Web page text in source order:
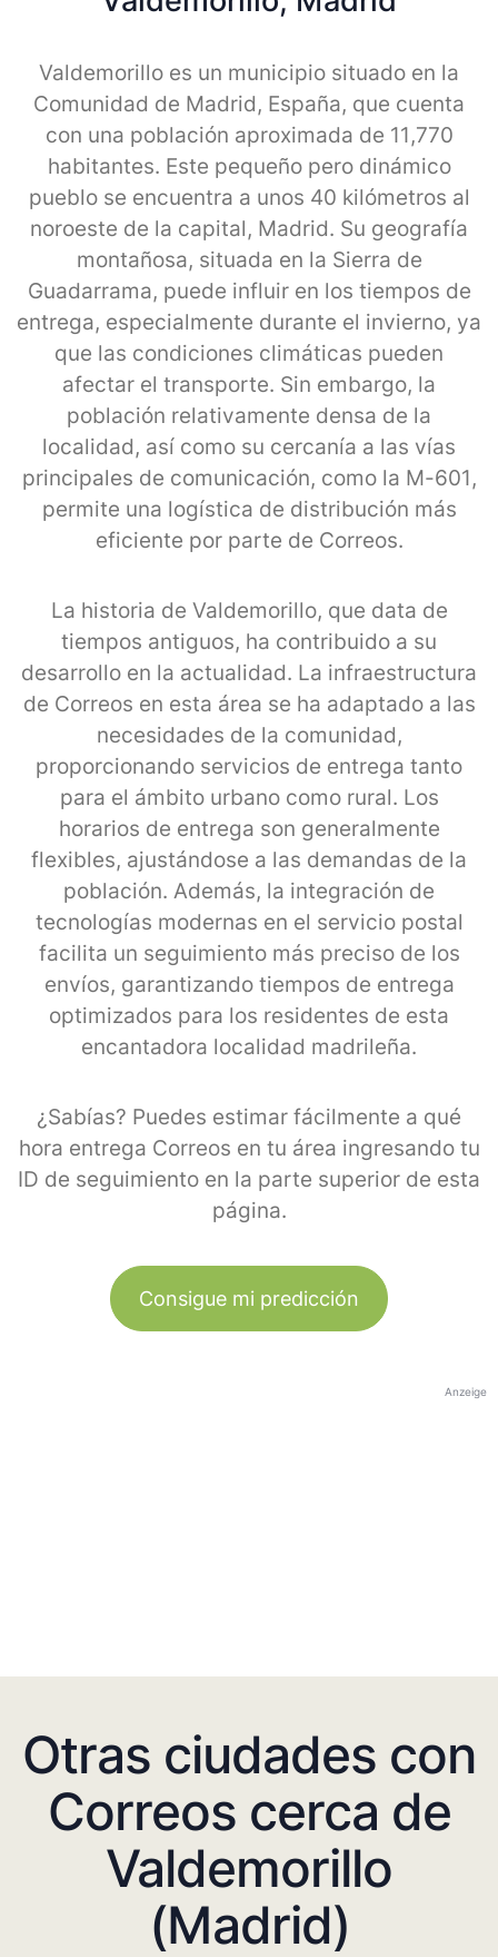
Valdemorillo es un municipio situado en la
Comunidad de Madrid, España, que cuenta
con una población aproximada de 11,770
habitantes. Este pequeño pero dinámico
pueblo se encuentra a unos 40 kilómetros al
noroeste de la capital, Madrid. Su geografía
montañosa, situada en la Sierra de
Guadarrama, puede influir en los tiempos de
entrega, especialmente durante el invierno, ya
que las condiciones climáticas pueden
afectar el transporte. Sin embargo, la
población relativamente densa de la
localidad, así como su cercanía a las vías
principales de comunicación, como la M-601,
permite una logística de distribución más
eficiente por parte de Correos.
La historia de Valdemorillo, que data de
tiempos antiguos, ha contribuido a su
desarrollo en la actualidad. La infraestructura
de Correos en esta área se ha adaptado a las
necesidades de la comunidad,
proporcionando servicios de entrega tanto
para el ámbito urbano como rural. Los
horarios de entrega son generalmente
flexibles, ajustándose a las demandas de la
población. Además, la integración de
tecnologías modernas en el servicio postal
facilita un seguimiento más preciso de los
envíos, garantizando tiempos de entrega
optimizados para los residentes de esta
encantadora localidad madrileña.
¿Sabías? Puedes estimar fácilmente a qué
hora entrega Correos en tu área ingresando tu
ID de seguimiento en la parte superior de esta
página.
Consigue mi predicción
Anzeige
Otras ciudades con
Correos cerca de
Valdemorillo
(Madrid)